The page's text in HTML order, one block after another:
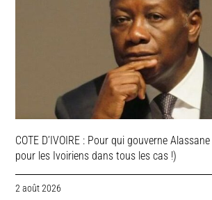
COTE D’IVOIRE : Pour qui gouverne
pour les Ivoiriens dans tous les cas !)
2 août 2026